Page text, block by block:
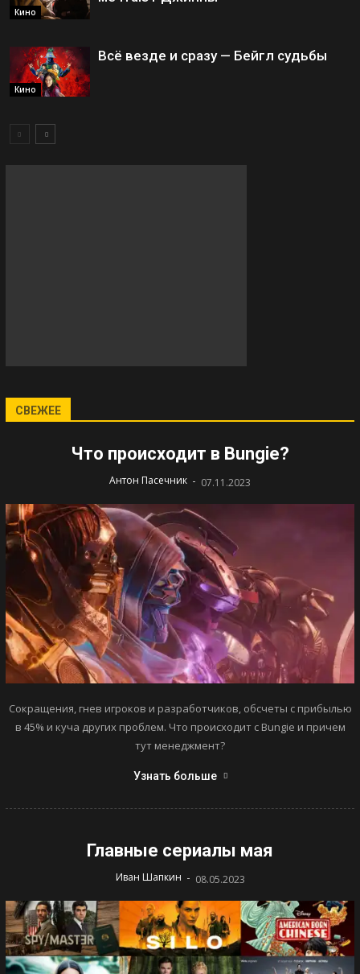
Кино
Кино
Всё везде и сразу — Бейгл судьбы
СВЕЖЕЕ
Что происходит в Bungie?
Антон Пасечник - 07.11.2023
Сокращения, гнев игроков и разработчиков, обсчеты с прибылью
в 45% и куча других проблем. Что происходит с Bungie и причем
тут менеджмент?
Узнать больше
Главные сериалы мая
Иван Шапкин - 08.05.2023